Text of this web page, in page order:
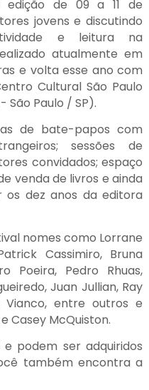
edição de 09 a 11 de
jovens e discutindo
e leitura na
atualmente em
e volta esse ano com
Cultural São Paulo
São Paulo / SP).
de bate-papos com
sessões de
convidados; espaço
venda de livros e ainda
dez anos da editora
nomes como Lorrane
Cassimiro, Bruna
Poeira, Pedro Rhuas,
Juan Jullian, Ray
Vianco, entre outros e
Casey McQuiston.
podem ser adquiridos
também encontra a